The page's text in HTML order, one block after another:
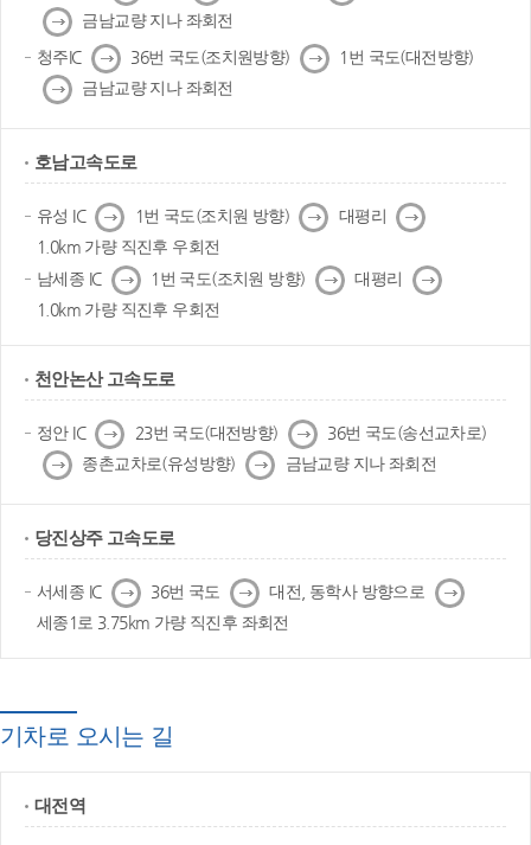
음
음
음
다
음
금남교량 지나 좌회전
청주IC 다
음
36번 국도(조치원방향) 다
음
1번 국도(대전방향)
다
음
금남교량 지나 좌회전
호남고속도로
유성 IC 다
음
1번 국도(조치원 방향) 다
음
대평리 다
음
1.0km 가량 직진후 우회전
남세종 IC 다
음
1번 국도(조치원 방향) 다
음
대평리
다
음
1.0km 가량 직진후 우회전
천안논산 고속도로
정안 IC 다
음
23번 국도(대전방향) 다
음
36번 국도(송선교차로)
다
음
종촌교차로(유성방향) 다
음
금남교량 지나 좌회전
당진상주 고속도로
서세종 IC 다
음
36번 국도 다
음
대전, 동학사 방향으로 다
음
세종1로 3.75km 가량 직진후 좌회전
기차로 오시는 길
대전역